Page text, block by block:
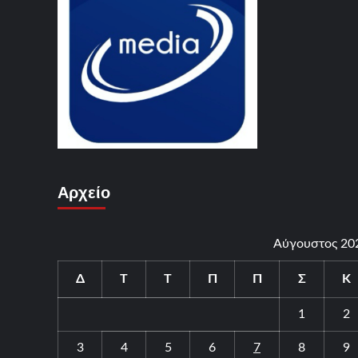
Αρχείο
Αύγουστος
Δ Τ Τ Π Π Σ Κ
1 2
3 4 5 6 7 8 9